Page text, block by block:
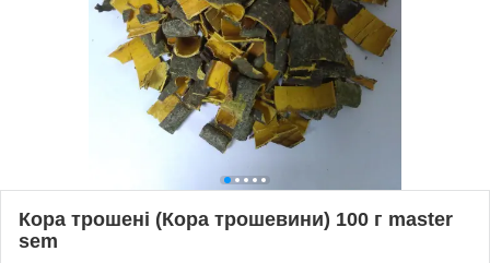
Кора трошені (Кора трошевини) 100 г master
sem